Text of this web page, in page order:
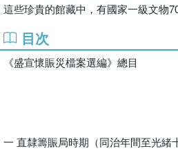
這些珍貴的館藏中，有國家一級文物
目次
《盛宣懷賑災檔案選編》總目
一 直隸籌賑局時期（同治年間至光緒